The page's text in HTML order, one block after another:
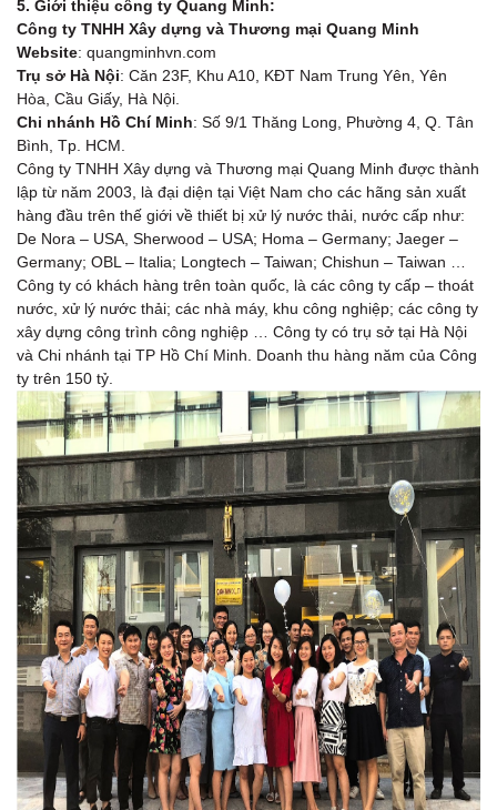
5. Giới thiệu công ty Quang Minh:
Công ty TNHH Xây dựng và Thương mại Quang Minh
Website: quangminhvn.com
Trụ sở Hà Nội: Căn 23F, Khu A10, KĐT Nam Trung Yên, Yên
Hòa, Cầu Giấy, Hà Nội.
Chi nhánh Hồ Chí Minh: Số 9/1 Thăng Long, Phường 4, Q. Tân
Bình, Tp. HCM.
Công ty TNHH Xây dựng và Thương mại Quang Minh được thành
lập từ năm 2003, là đại diện tại Việt Nam cho các hãng sản xuất
hàng đầu trên thế giới về thiết bị xử lý nước thải, nước cấp như:
De Nora – USA, Sherwood – USA; Homa – Germany; Jaeger –
Germany; OBL – Italia; Longtech – Taiwan; Chishun – Taiwan …
Công ty có khách hàng trên toàn quốc, là các công ty cấp – thoát
nước, xử lý nước thải; các nhà máy, khu công nghiệp; các công ty
xây dựng công trình công nghiệp … Công ty có trụ sở tại Hà Nội
và Chi nhánh tại TP Hồ Chí Minh. Doanh thu hàng năm của Công
ty trên 150 tỷ.